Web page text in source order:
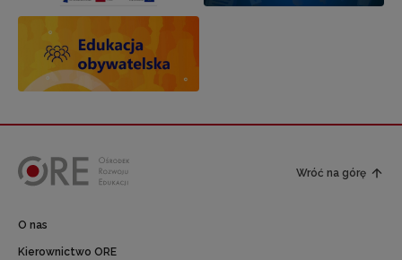
Wróć na górę
O nas
Kierownictwo ORE